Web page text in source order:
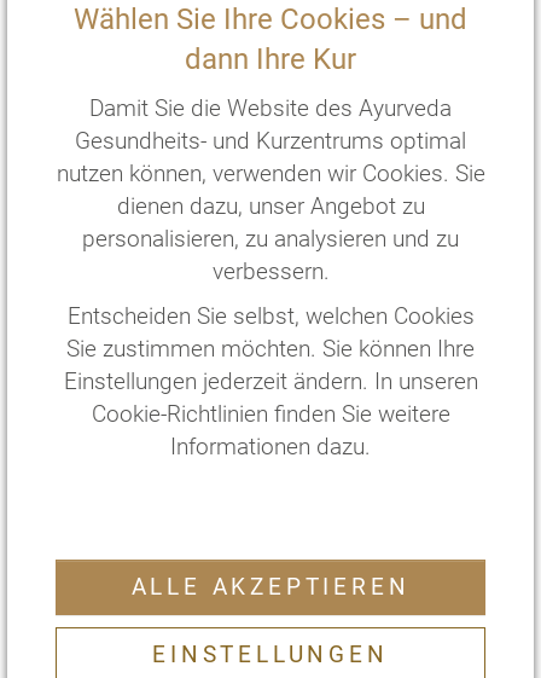
Wählen Sie Ihre Cookies – und
dann Ihre Kur
Damit Sie die Website des Ayurveda
Gesundheits- und Kurzentrums optimal
nutzen können, verwenden wir Cookies. Sie
dienen dazu, unser Angebot zu
personalisieren, zu analysieren und zu
verbessern.
Entscheiden Sie selbst, welchen Cookies
Sie zustimmen möchten. Sie können Ihre
Einstellungen jederzeit ändern. In unseren
Cookie-Richtlinien finden Sie weitere
Informationen dazu.
ALLE AKZEPTIEREN
EINSTELLUNGEN
20 m2mit Terasse und zwei Einzelbetten
176 ,—
€1232,— pro Person/7Nächte*
ZIMMER WÄHLEN
EZ Dachstudio/Junior SuiteSvarga
2